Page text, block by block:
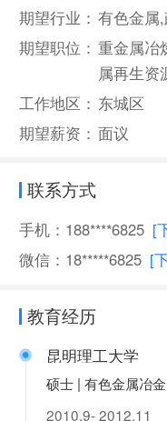
期望行业： 有色金属
期望职位： 重金属冶
属再生资
工作地区： 东城区
期望薪资： 面议
联系方式
手机：188****6825 [
微信：18*****6825 [
教育经历
昆明理工大学
硕士 | 有色金属冶金
2010.9- 2012.11